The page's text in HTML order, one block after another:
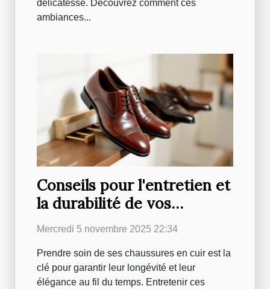
délicatesse. Découvrez comment ces
ambiances...
Conseils pour l'entretien et
la durabilité de vos
chaussures en cuir
Mercredi 5 novembre 2025 22:34
Prendre soin de ses chaussures en cuir est la
clé pour garantir leur longévité et leur
élégance au fil du temps. Entretenir ces